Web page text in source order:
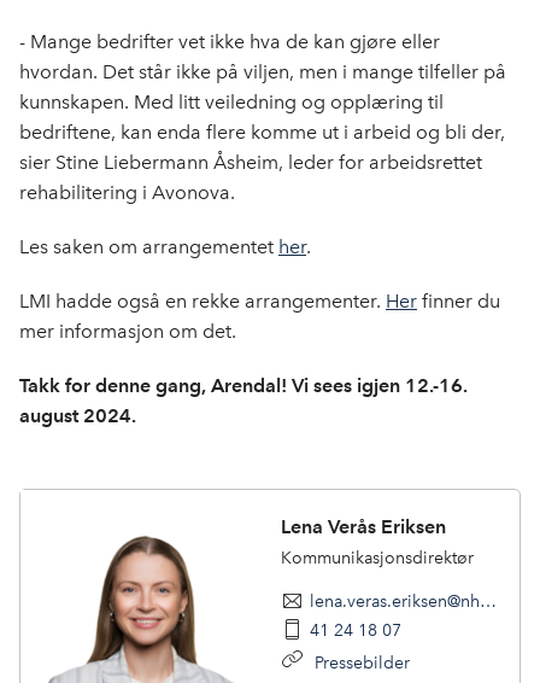
- Mange bedrifter vet ikke hva de kan gjøre eller
hvordan. Det står ikke på viljen, men i mange tilfeller på
kunnskapen. Med litt veiledning og opplæring til
bedriftene, kan enda flere komme ut i arbeid og bli der,
sier Stine Liebermann Åsheim, leder for arbeidsrettet
rehabilitering i Avonova.
Les saken om arrangementet her.
LMI hadde også en rekke arrangementer. Her finner du
mer informasjon om det.
Takk for denne gang, Arendal! Vi sees igjen 12.-16.
august 2024.
Lena Verås Eriksen
Kommunikasjonsdirektør
lena.veras.eriksen@nhogeneo.no
41 24 18 07
Pressebilder